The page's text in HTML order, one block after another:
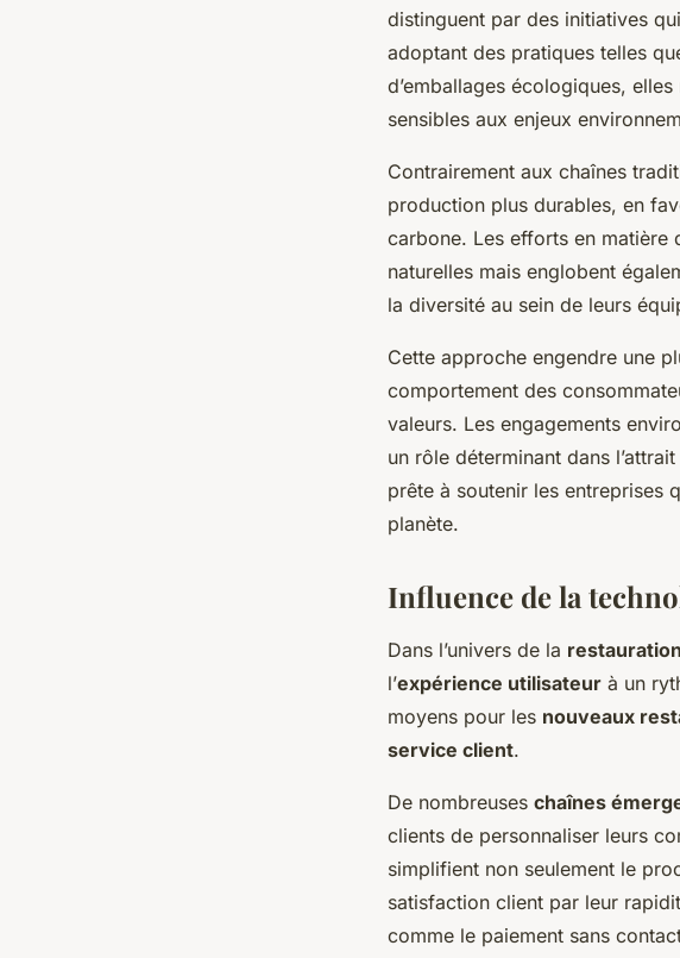
distinguent par des initiatives
adoptant des pratiques telles
d’emballages écologiques,
sensibles aux enjeux
Contrairement aux chaînes
production plus durables, en
carbone. Les efforts en matière
naturelles mais englobent
la diversité au sein de leurs
Cette approche engendre une
comportement des
valeurs. Les engagements
un rôle déterminant dans
prête à soutenir les entreprises
planète.
Influence de la
Dans l’univers de la
l’expérience utilisateur à un
moyens pour les nouveaux
service client.
De nombreuses chaînes
clients de personnaliser leurs
simplifient non seulement le
satisfaction client par leur
comme le paiement sans